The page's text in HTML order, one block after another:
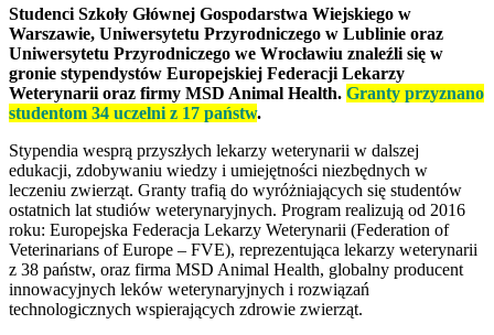
Studenci Szkoły Głównej Gospodarstwa Wiejskiego w
Warszawie, Uniwersytetu Przyrodniczego w Lublinie oraz
Uniwersytetu Przyrodniczego we Wrocławiu znaleźli się w
gronie stypendystów Europejskiej Federacji Lekarzy
Weterynarii oraz firmy MSD Animal Health. Granty przyznano
studentom 34 uczelni z 17 państw.
Stypendia wesprą przyszłych lekarzy weterynarii w dalszej
edukacji, zdobywaniu wiedzy i umiejętności niezbędnych w
leczeniu zwierząt. Granty trafią do wyróżniających się studentów
ostatnich lat studiów weterynaryjnych. Program realizują od 2016
roku: Europejska Federacja Lekarzy Weterynarii (Federation of
Veterinarians of Europe – FVE), reprezentująca lekarzy weterynarii
z 38 państw, oraz firma MSD Animal Health, globalny producent
innowacyjnych leków weterynaryjnych i rozwiązań
technologicznych wspierających zdrowie zwierząt.